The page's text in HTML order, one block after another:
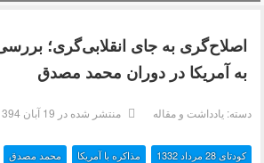
اصلاح‌گری به جای انقلابی‌گری؛
به آمریکا در دوران محمد مصدق
دسته:یادداشت و مقاله منتشر شده در 19 آبان 1394
کودتای 28 مرداد 1332 مذاکره با آمریکا محمد مصدق